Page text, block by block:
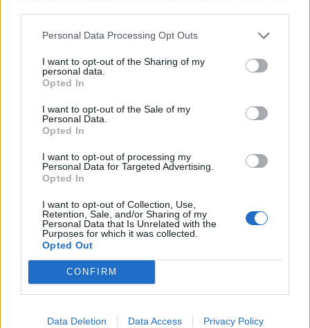
Personal Data Processing Opt Outs
I want to opt-out of the Sharing of my
personal data.
Opted In
I want to opt-out of the Sale of my
Personal Data.
Opted In
I want to opt-out of processing my
Personal Data for Targeted Advertising.
Opted In
I want to opt-out of Collection, Use,
Retention, Sale, and/or Sharing of my
Personal Data that Is Unrelated with the
Purposes for which it was collected.
Opted Out
CONFIRM
Data Deletion Data Access Privacy Policy
A ponthatárok kihirdetése után beinduló albérletpiaci
főszezon idén jóval visszafogottabban rajtolt,
Ritka égi jelenségek tanúja lehet, aki az eget
kémleli augusztusban: jönnek a hullócsillagos
éjszakák és a napfogyatkozás
is tartogat a hullócsillagos éjszakák mellett.